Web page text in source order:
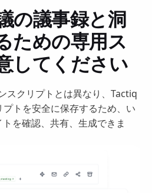
の議事録と洞
ための専用ス
してください
スクリプトとは異なり、Tactiq
トを安全に保存するため、い
を確認、共有、生成できま